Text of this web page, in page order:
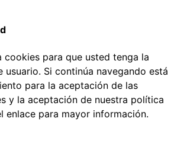
para que usted tenga la
usuario. Si continúa navegando está
para la aceptación de las
y la aceptación de nuestra política
enlace para mayor información.